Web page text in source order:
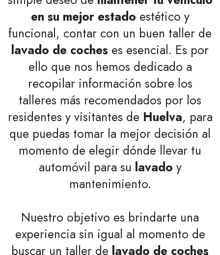
en su mejor estado estético y
funcional, contar con un buen taller de
lavado de coches es esencial. Es por
ello que nos hemos dedicado a
recopilar información sobre los
talleres más recomendados por los
residentes y visitantes de Huelva, para
que puedas tomar la mejor decisión al
momento de elegir dónde llevar tu
automóvil para su lavado y
mantenimiento.
Nuestro objetivo es brindarte una
experiencia sin igual al momento de
buscar un taller de lavado de coches